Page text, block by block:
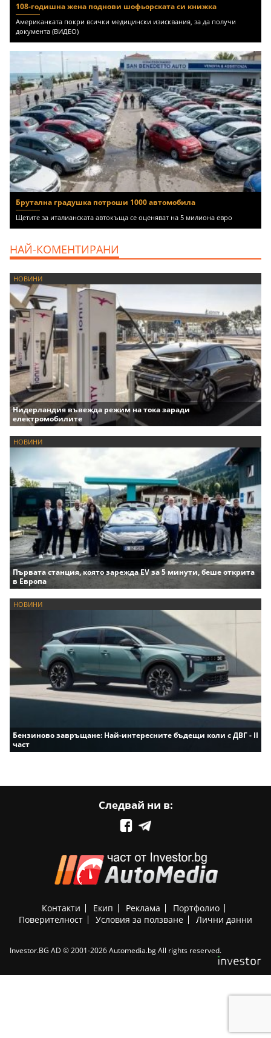
108-годишна жена поднови шофьорската си книжка
Американката покри всички медицински изисквания, за да получи
документа (ВИДЕО)
Брутална градушка потроши 1000 автомобила
Щетите за италианската автокъща се оценяват на 5 милиона евро
НАЙ-КОМЕНТИРАНИ
НОВИНИ
Нидерландия въвежда режим на тока заради
електромобилите
НОВИНИ
Първата станция, която зарежда EV за 5 минути, беше открита
в Европа
НОВИНИ
Бензиново завръщане: Най-интересните бъдещи коли с ДВГ - II
част
Следвай ни в:
Контакти Екип Реклама
Портфолио
Поверителност
Условия за ползване Лични данни
Investor.BG AD © 2001-2026 Automedia.bg All rights reserved.